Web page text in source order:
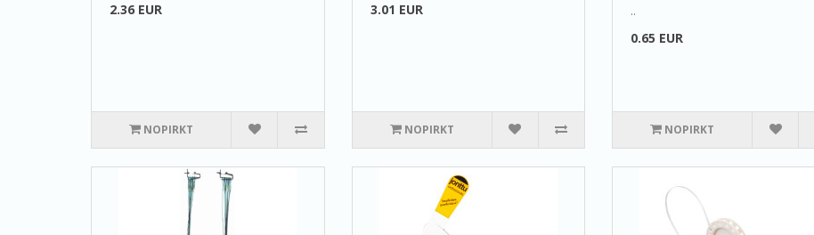
2.36 EUR
NOPIRKT
3.01 EUR
NOPIRKT
..
0.65 EUR
NOPIRKT